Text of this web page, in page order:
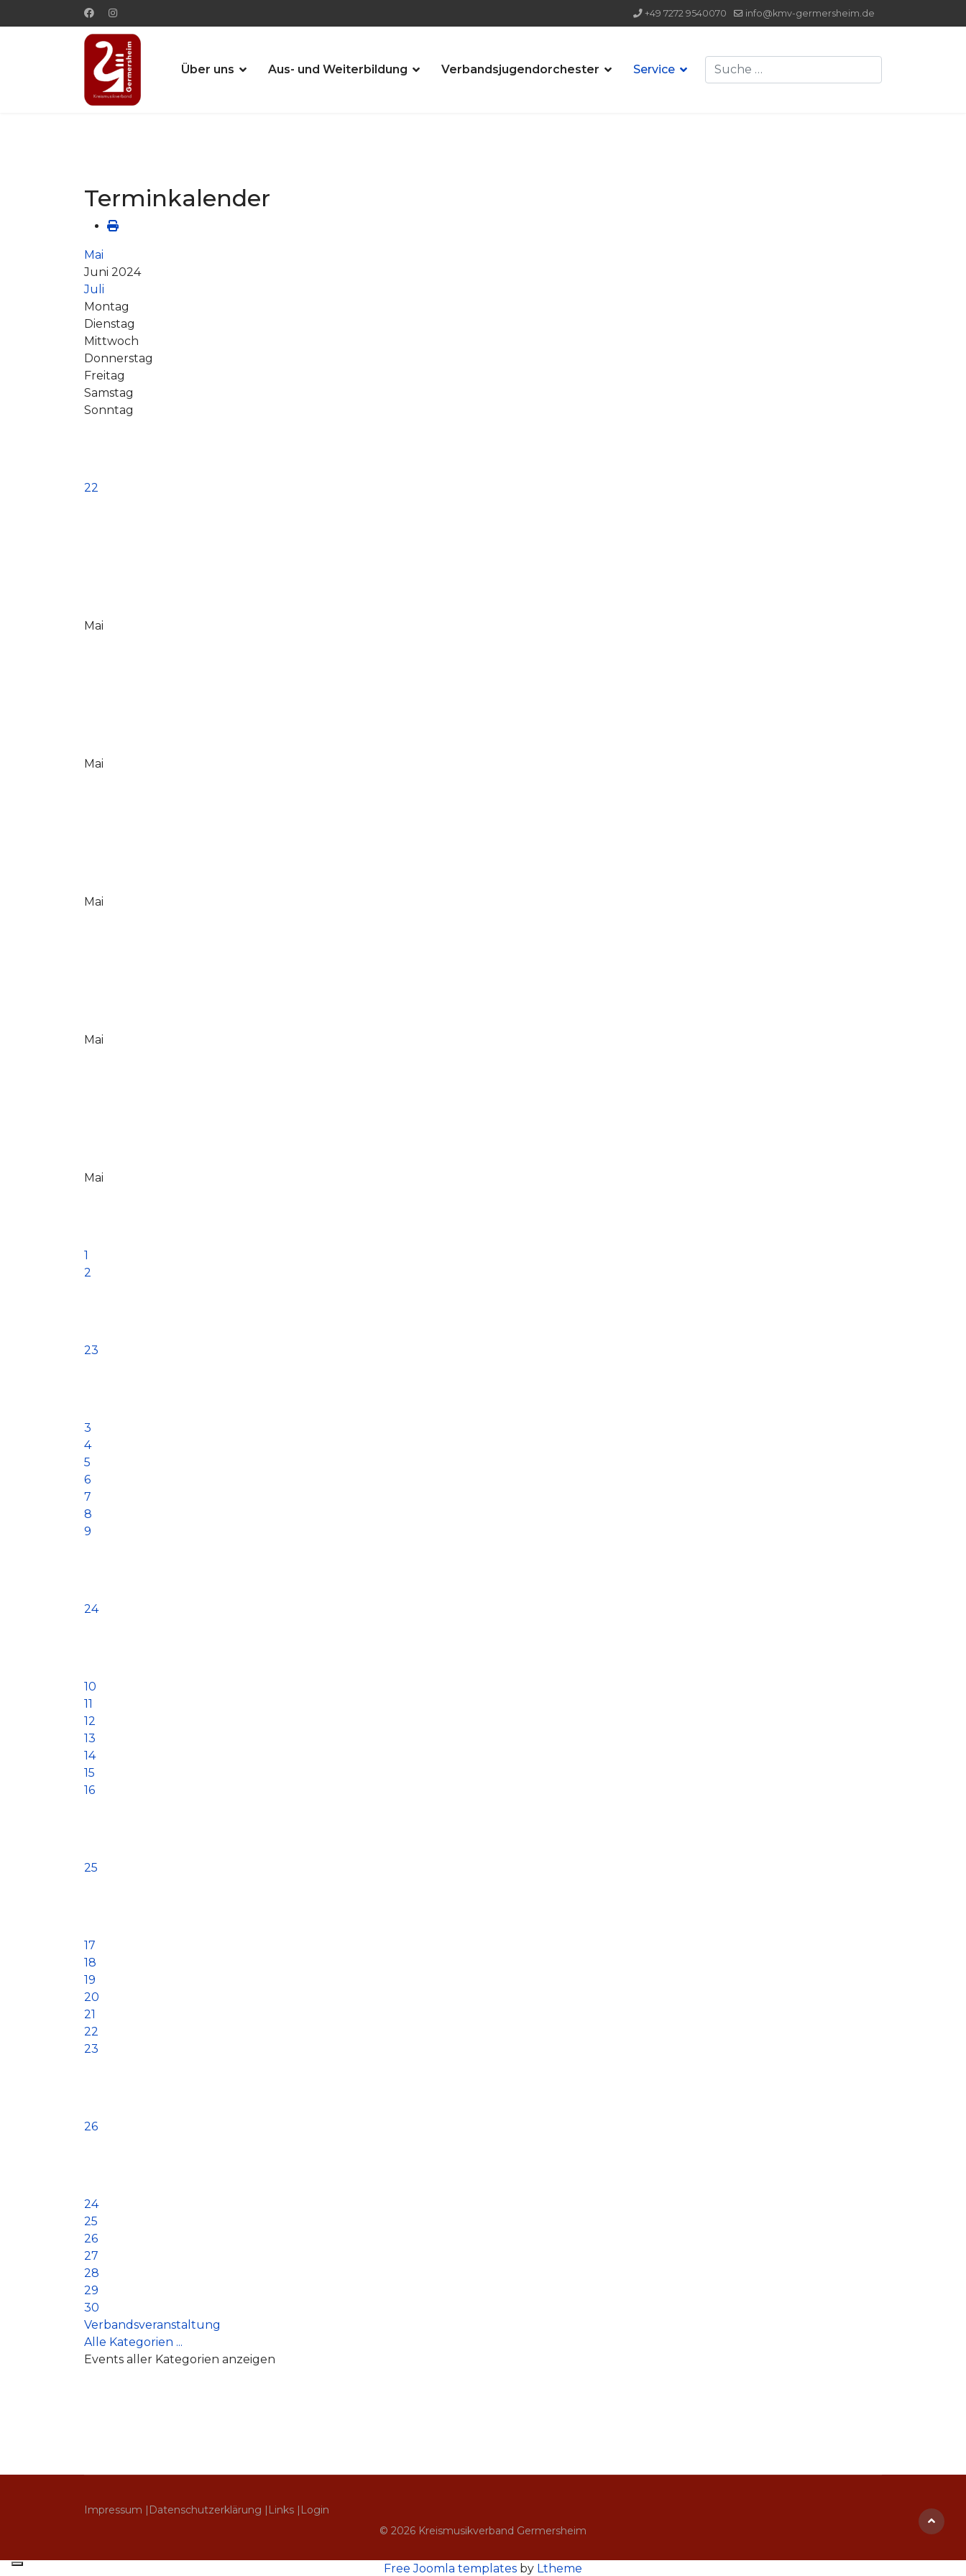
+49 7272 9540070 info@kmv-germersheim.de
Über uns Aus- und Weiterbildung Verbandsjugendorchester Service Suchen
Terminkalender
Mai
Juni 2024
Juli
Montag
Dienstag
Mittwoch
Donnerstag
Freitag
Samstag
Sonntag
22
Mai
Mai
Mai
Mai
Mai
1
2
23
3
4
5
6
7
8
9
24
10
11
12
13
14
15
16
25
17
18
19
20
21
22
23
26
24
25
26
27
28
29
30
Verbandsveranstaltung
Alle Kategorien ...
Events aller Kategorien anzeigen
Impressum | Datenschutzerklärung | Links | Login
© 2026 Kreismusikverband Germersheim
Free Joomla templates by Ltheme